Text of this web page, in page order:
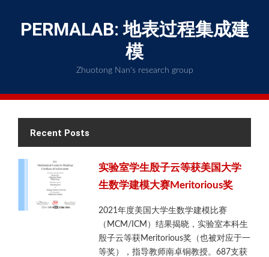
to
content
PERMALAB: 地表过程集成建
模
Zhuotong Nan's research group
Recent Posts
实验室学生殷子云等获美国大学
生数学建模大赛Meritorious奖
2021年度美国大学生数学建模比赛
（MCM/ICM）结果揭晓，实验室本科生
殷子云等获Meritorious奖（也被对应于一
等奖），指导教师南卓铜教授。687支获